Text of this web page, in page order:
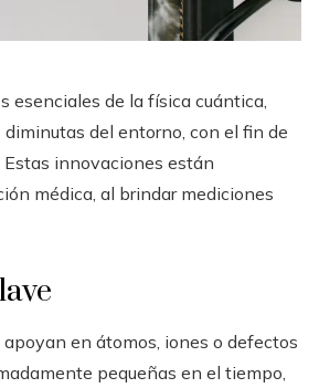
esenciales de la física cuántica,
del entorno, con el fin de
innovaciones están
médica, al brindar mediciones
en átomos, iones o defectos
pequeñas en el tiempo,